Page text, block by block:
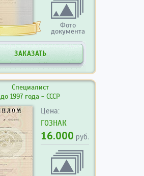
Фото
документа
ЗАКАЗАТЬ
Специалист
до 1997 года - СССР
Цена:
ГОЗНАК
16.000 руб.